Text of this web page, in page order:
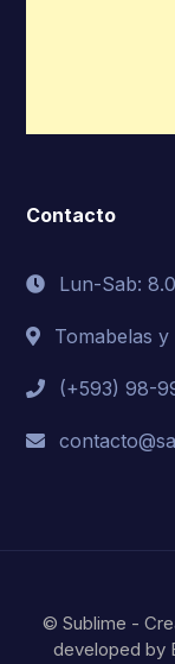
Contacto
Lun-Sab:
Tomabelas
(+593) 98-
© Sublime -
developed by